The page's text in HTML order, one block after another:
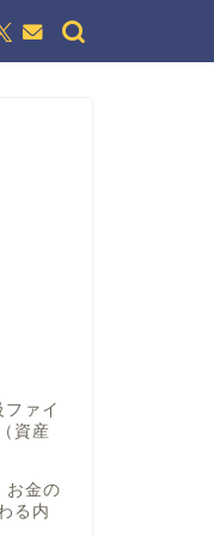
ァイ
資産
お金の
る内